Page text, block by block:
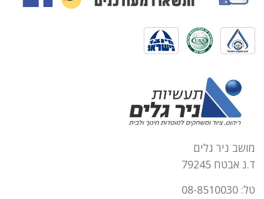
מושב ניר גלים
ד.נ אבטח 79245
טל: 08-8510030